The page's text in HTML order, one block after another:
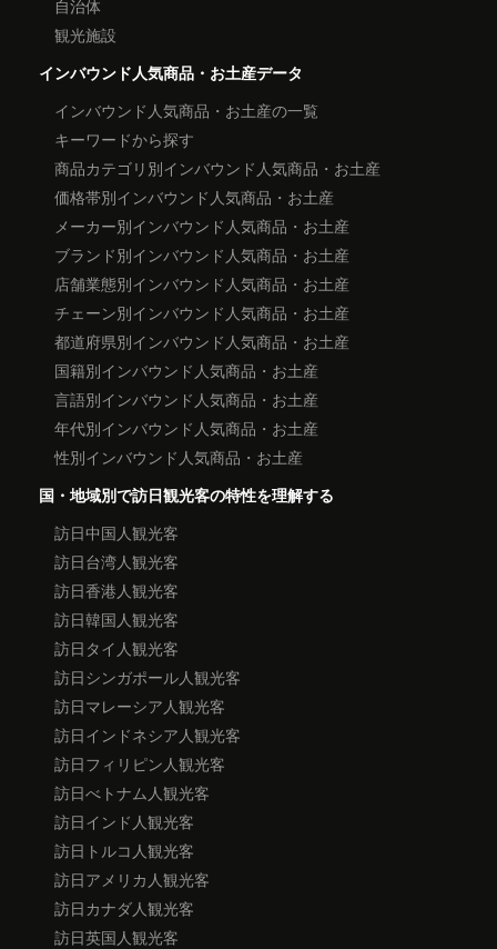
自治体
観光施設
インバウンド人気商品・お土産データ
インバウンド人気商品・お土産の一覧
キーワードから探す
商品カテゴリ別インバウンド人気商品・お土産
価格帯別インバウンド人気商品・お土産
メーカー別インバウンド人気商品・お土産
ブランド別インバウンド人気商品・お土産
店舗業態別インバウンド人気商品・お土産
チェーン別インバウンド人気商品・お土産
都道府県別インバウンド人気商品・お土産
国籍別インバウンド人気商品・お土産
言語別インバウンド人気商品・お土産
年代別インバウンド人気商品・お土産
性別インバウンド人気商品・お土産
国・地域別で訪日観光客の特性を理解する
訪日中国人観光客
訪日台湾人観光客
訪日香港人観光客
訪日韓国人観光客
訪日タイ人観光客
訪日シンガポール人観光客
訪日マレーシア人観光客
訪日インドネシア人観光客
訪日フィリピン人観光客
訪日べトナム人観光客
訪日インド人観光客
訪日トルコ人観光客
訪日アメリカ人観光客
訪日カナダ人観光客
訪日英国人観光客